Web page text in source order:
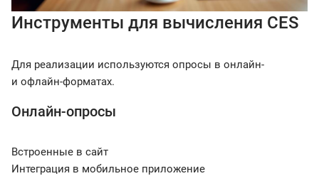
Инструменты для вычисления CES
Для реализации используются опросы в онлайн-
и офлайн-форматах.
Онлайн-опросы
Встроенные в сайт
Интеграция в мобильное приложение